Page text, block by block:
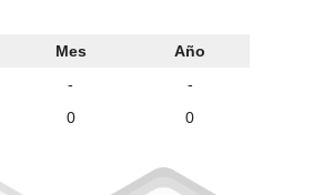
Mes
Año
-
-
0 0